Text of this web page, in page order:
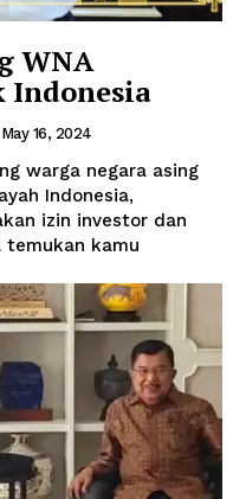
WNA
Indonesia
May 16, 2024
warga negara asing
Indonesia,
izin investor dan